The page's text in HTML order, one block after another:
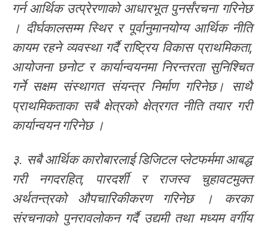
गर्न आर्थिक उत्प्रेरणाको आधारभूत पुनर्संरचना गरिनेछ
। दीर्घकालसम्म स्थिर र पूर्वानुमानयोग्य आर्थिक नीति
कायम रहने व्यवस्था गर्दै राष्ट्रिय विकास प्राथमिकता,
आयोजना छनोट र कार्यान्वयनमा निरन्तरता सुनिश्चित
गर्ने सक्षम संस्थागत संयन्त्र निर्माण गरिनेछ। साथै
प्राथमिकताका सबै क्षेत्रको क्षेत्रगत नीति तयार गरी
कार्यान्वयन गरिनेछ ।
३. सबै आर्थिक कारोबारलाई डिजिटल प्लेटफर्ममा आबद्ध
गरी नगदरहित, पारदर्शी र राजस्व चुहावटमुक्त
अर्थतन्त्रको औपचारिकीकरण गरिनेछ । करका
संरचनाको पुनरावलोकन गर्दै उद्यमी तथा मध्यम वर्गीय